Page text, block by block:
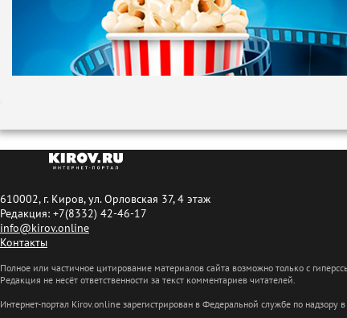
610002, г. Киров, ул. Орловская 37, 4 этаж
Редакция: +7(8332) 42-46-17
info@kirov.online
Контакты
Полное или частичное цитирование материалов сайта возможно только с
Редакция не несёт ответственности за текст комментариев читателей.
Интернет-портал Kirov.online зарегистрирован в Федеральной службе по